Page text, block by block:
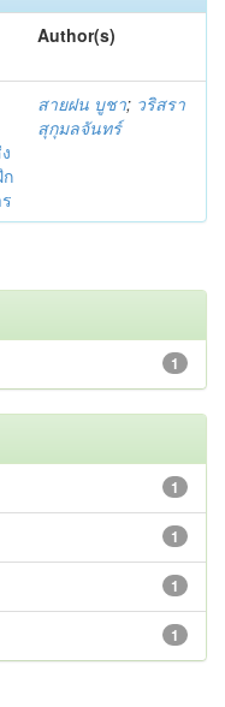
Author(s)
สายฝน บูชา; วริสรา
สุกุมลจันทร์
1
1
1
1
1